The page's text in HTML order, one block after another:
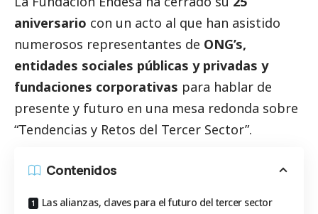
aniversario con un acto al que han asistido
numerosos representantes de ONG’s,
entidades sociales públicas y privadas y
fundaciones corporativas para hablar de
presente y futuro en una mesa redonda sobre
“Tendencias y Retos del Tercer Sector”.
Contenidos
Las alianzas, claves para el futuro del tercer sector